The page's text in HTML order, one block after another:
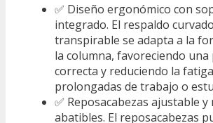
✅ Diseño ergonómico con
integrado. El respaldo
transpirable se adapta a la
la columna, favoreciendo
correcta y reduciendo la
prolongadas de trabajo o
✅ Reposacabezas ajustable
abatibles. El reposacabezas